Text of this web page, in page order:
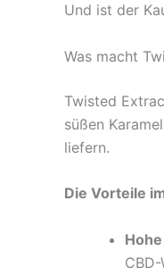
Und ist der
Was macht
Twisted
süßen
liefern.
Die Vorteile